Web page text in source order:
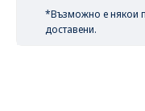
*Възможно е някои
доставени.